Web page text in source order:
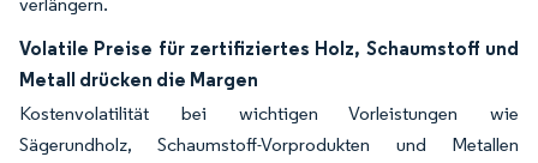
Volatile Preise für zertifiziertes Holz, Schaumstoff und
Metall drücken die Margen
Kostenvolatilität bei wichtigen Vorleistungen wie
Sägerundholz, Schaumstoff-Vorprodukten und Metallen